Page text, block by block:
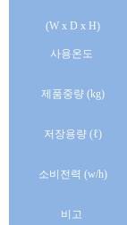
(WxDxH)
사용온도
제품중량(kg)
저장용량(ℓ)
소비전력(w/h)
​​​​​​​​비고